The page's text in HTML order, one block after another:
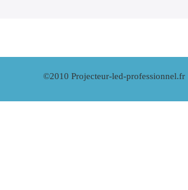
©2010 Projecteur-led-professionnel.fr